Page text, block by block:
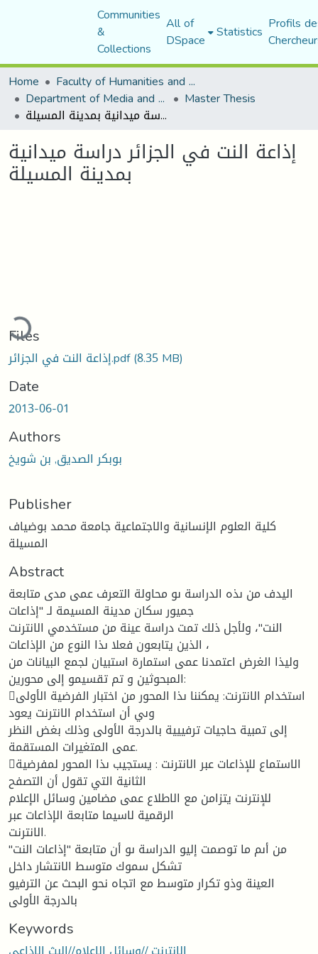
Communities
&
Collections
All of
DSpace Statistics Profils
Home
Faculty of Humanities and Social Sciences
Department of Media and Communication Studies Master Thesis
إذاعة النت في الجزائر دراسة ميدانية بمدينة المسيلة
إذاعة النت في الجزائر دراسة ميدانية
بمدينة المسيلة
Files
إذاعة النت في الجزائر.pdf(8.35 MB)
Date
2013-06-01
Authors
بوبكر الصديق, بن شويخ
Publisher
كلية العلوم الإنسانية والاجتماعية جامعة محمد بوضياف
المسيلة
Abstract
اليدف من ىذه الدراسة ىو محاولة التعرف عمى مدى متابعة
جميور سكان مدينة المسيمة لـ "إذاعات
النت"، ولأجل ذلك تمت دراسة عينة من مستخدمي الانترنت
الذين يتابعون فعلا ىذا النوع من الإذاعات ،
وليذا الغرض اعتمدنا عمى استمارة استبيان لجمع البيانات من
المبحوثين و تم تقسيمو إلى محورين:
استخدام الانترنت: يمكننا ىذا المحور من اختبار الفرضية الأولى
وىي أن استخدام الانترنت يعود
إلى تمبية حاجيات ترفييية بالدرجة الأولى وذلك بغض النظر
عمى المتغيرات المستقمة.
الاستماع للإذاعات عبر الانترنت : يستجيب ىذا المحور لمفرضية
الثانية التي تقول أن التصفح
للإنترنت يتزامن مع الاطلاع عمى مضامين وسائل الإعلام
الرقمية لاسيما متابعة الإذاعات عبر
الانترنت.
من أىم ما توصمت إليو الدراسة ىو أن متابعة "إذاعات النت"
تشكل سموك متوسط الانتشار داخل
العينة وذو تكرار متوسط مع اتجاه نحو البحث عن الترفيو
بالدرجة الأولى
Keywords